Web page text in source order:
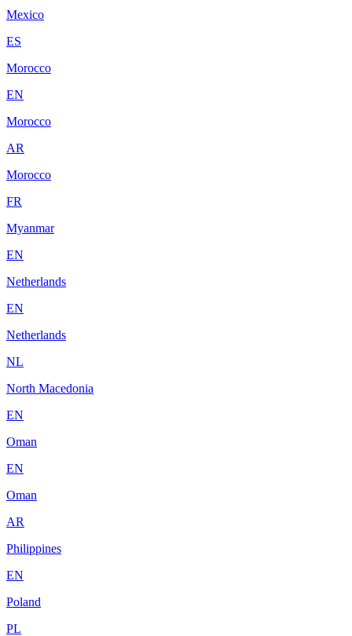
Mexico
ES
Morocco
EN
Morocco
AR
Morocco
FR
Myanmar
EN
Netherlands
EN
Netherlands
NL
North Macedonia
EN
Oman
EN
Oman
AR
Philippines
EN
Poland
PL